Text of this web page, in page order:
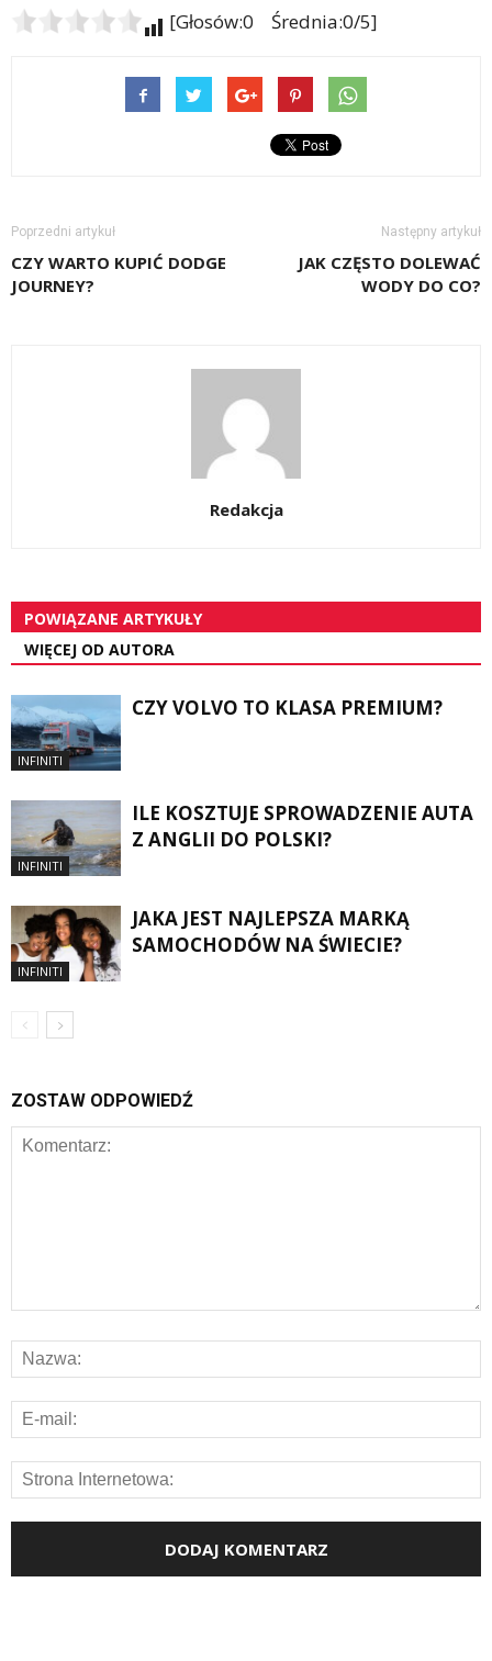
[Głosów:0 Średnia:0/5]
Poprzedni artykuł
CZY WARTO KUPIĆ DODGE
JOURNEY?
Następny artykuł
JAK CZĘSTO DOLEWAĆ
WODY DO CO?
Redakcja
POWIĄZANE ARTYKUŁY
WIĘCEJ OD AUTORA
INFINITI
CZY VOLVO TO KLASA PREMIUM?
INFINITI
ILE KOSZTUJE SPROWADZENIE AUTA
Z ANGLII DO POLSKI?
INFINITI
JAKA JEST NAJLEPSZA MARKĄ
SAMOCHODÓW NA ŚWIECIE?
ZOSTAW ODPOWIEDŹ